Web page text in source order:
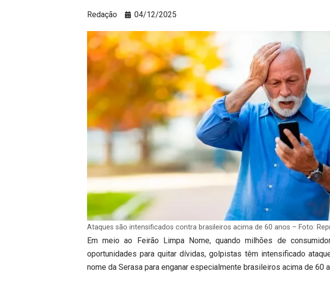
Redação 04/12/2025
Ataques são intensificados contra brasileiros acima de 60 anos – Foto:
Em meio ao Feirão Limpa Nome, quando milhões de
oportunidades para quitar dívidas, golpistas têm intensificado
nome da Serasa para enganar especialmente brasileiros acima de 60